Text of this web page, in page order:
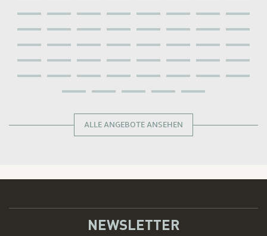
ALLE ANGEBOTE ANSEHEN
NEWSLETTER